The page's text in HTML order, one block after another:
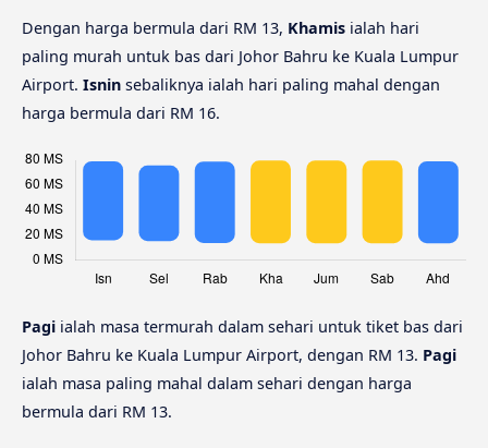
Dengan harga bermula dari RM 13, Khamis ialah hari
paling murah untuk bas dari Johor Bahru ke Kuala Lumpur
Airport. Isnin sebaliknya ialah hari paling mahal dengan
harga bermula dari RM 16.
Pagi ialah masa termurah dalam sehari untuk tiket bas dari
Johor Bahru ke Kuala Lumpur Airport, dengan RM 13. Pagi
ialah masa paling mahal dalam sehari dengan harga
bermula dari RM 13.